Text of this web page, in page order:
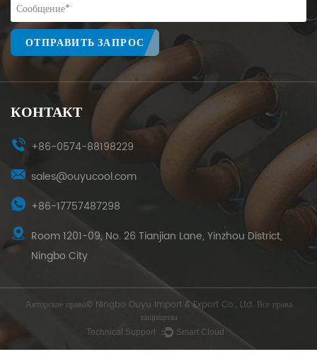
ОТПРАВИТЬ ЗАПРОС
КОНТАКТ
+86-0574-88198229
sales@ouyucool.com
+86-17757487298
Room 1201-09, No. 26 Tianjian Lane, Yinzhou District,
Ningbo City
Авторское право© Ningbo Ouyu Import & Export Co., Ltd. Все права
защищены
Technical Support ： Smart Cloud